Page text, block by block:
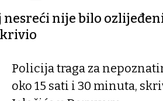
nije bilo
Policija traga za
oko 15 sati i 30 minuta,